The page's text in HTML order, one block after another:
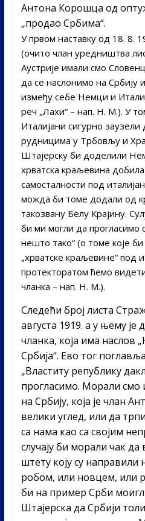
Антона Корошца од
„продао Србима“.
У првом наставку од 18. 8.
(очито члан уредништва
Аустрије имали смо
да се наслонимо на Србију
између себе Немци и
реч „Лахи“ – нап. Н. М.). У
Италијани сигурно
рудницима у Трбовљу и
Штајерску би доделили
хрватска краљевина
самосталности под
можда би томе додали од
такозвану Белу Крајину.
би ми могли да прогласимо
нешто тако“ (о томе које
„хрватске краљевине“ под
протекторатом ћемо
чланка – нап. Н. М.).
Следећи број листа
августа 1919. а у њему је
чланка, која има наслов
Србија“. Ево тог
„Властиту републику
прогласимо. Морали смо
на Србију, која је члан
велики углед, или да
са нама као са својим
случају би морали чак
штету коју су
робом, или новцем, или
би на пример Срби
Штајерска да Србији